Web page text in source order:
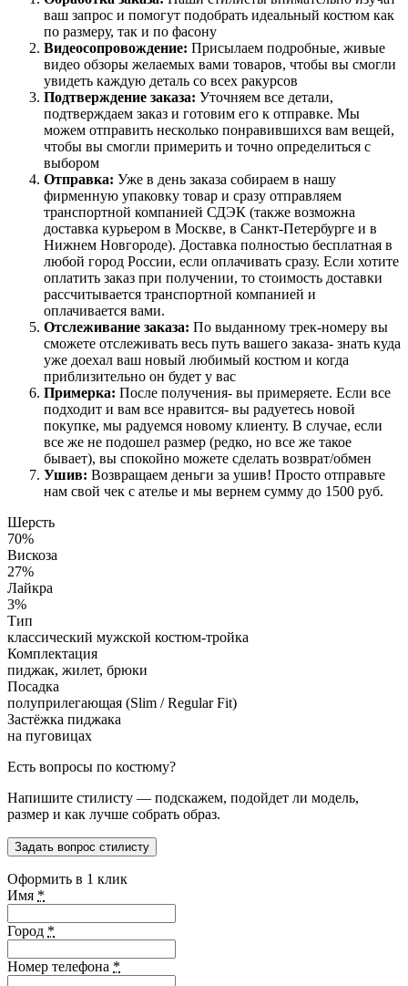
ваш запрос и помогут подобрать идеальный костюм как
по размеру, так и по фасону
Видеосопровождение: Присылаем подробные, живые
видео обзоры желаемых вами товаров, чтобы вы смогли
увидеть каждую деталь со всех ракурсов
Подтверждение заказа: Уточняем все детали,
подтверждаем заказ и готовим его к отправке. Мы
можем отправить несколько понравившихся вам вещей,
чтобы вы смогли примерить и точно определиться с
выбором
Отправка: Уже в день заказа собираем в нашу
фирменную упаковку товар и сразу отправляем
транспортной компанией СДЭК (также возможна
доставка курьером в Москве, в Санкт-Петербурге и в
Нижнем Новгороде). Доставка полностью бесплатная в
любой город России, если оплачивать сразу. Если хотите
оплатить заказ при получении, то стоимость доставки
рассчитывается транспортной компанией и
оплачивается вами.
Отслеживание заказа: По выданному трек-номеру вы
сможете отслеживать весь путь вашего заказа- знать куда
уже доехал ваш новый любимый костюм и когда
приблизительно он будет у вас
Примерка: После получения- вы примеряете. Если все
подходит и вам все нравится- вы радуетесь новой
покупке, мы радуемся новому клиенту. В случае, если
все же не подошел размер (редко, но все же такое
бывает), вы спокойно можете сделать возврат/обмен
Ушив: Возвращаем деньги за ушив! Просто отправьте
нам свой чек с ателье и мы вернем сумму до 1500 руб.
Шерсть
70%
Вискоза
27%
Лайкра
3%
Тип
классический мужской костюм-тройка
Комплектация
пиджак, жилет, брюки
Посадка
полуприлегающая (Slim / Regular Fit)
Застёжка пиджака
на пуговицах
Есть вопросы по костюму?
Напишите стилисту — подскажем, подойдет ли модель,
размер и как лучше собрать образ.
Задать вопрос стилисту
Оформить в 1 клик
Имя *
Город *
Номер телефона *